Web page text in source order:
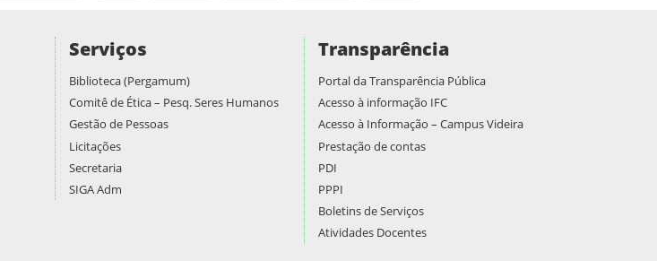
Serviços
Biblioteca (Pergamum)
Comitê de Ética – Pesq. Seres Humanos
Gestão de Pessoas
Licitações
Secretaria
SIGA Adm
Transparência
Portal da Transparência Pública
Acesso à informação IFC
Acesso à Informação – Campus Videira
Prestação de contas
PDI
PPPI
Boletins de Serviços
Atividades Docentes